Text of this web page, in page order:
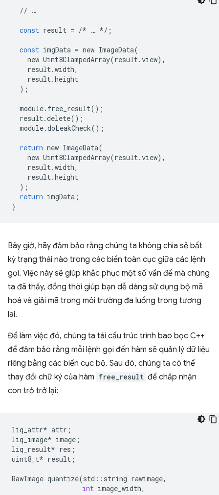
// …
const result = /* … */ ;
const imgData = new ImageData(
new Uint8ClampedArray(result.view),
result.width,
result.height
);
module. free_result();
result.delete();
module.doLeakCheck();
return new ImageData(
new Uint8ClampedArray(result.view),
result.width,
result.height
);
return imgData ;
}
Bây giờ, hãy đảm bảo rằng chúng ta không chia sẻ bất
kỳ trạng thái nào trong các biến toàn cục giữa các lệnh
gọi. Việc này sẽ giúp khắc phục một số vấn đề mà chúng
ta đã thấy, đồng thời giúp bạn dễ dàng sử dụng bộ mã
hoá và giải mã trong môi trường đa luồng trong tương
lai.
Để làm việc đó, chúng ta tái cấu trúc trình bao bọc C++
để đảm bảo rằng mỗi lệnh gọi đến hàm sẽ quản lý dữ liệu
riêng bằng các biến cục bộ. Sau đó, chúng ta có thể
thay đổi chữ ký của hàm free_result để chấp nhận
con trỏ trở lại:
liq_attr* attr ;
liq_image* image ;
liq_result* res ;
uint8_t* result ;
RawImage quantize(std :: string rawimage,
int image_width,